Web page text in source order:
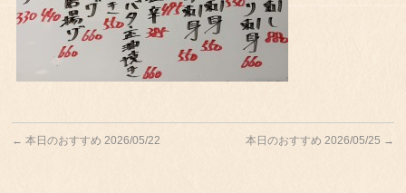
← 本日のおすすめ 2026/05/22 本日のおすすめ 2026/05/25 →